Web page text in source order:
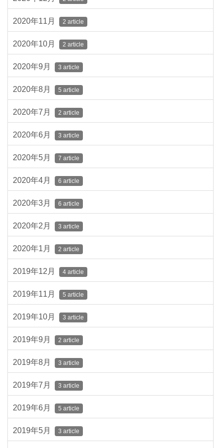
2020年11月 2 article
2020年10月 2 article
2020年9月 3 article
2020年8月 5 article
2020年7月 2 article
2020年6月 3 article
2020年5月 7 article
2020年4月 6 article
2020年3月 6 article
2020年2月 3 article
2020年1月 2 article
2019年12月 4 article
2019年11月 5 article
2019年10月 3 article
2019年9月 2 article
2019年8月 3 article
2019年7月 3 article
2019年6月 5 article
2019年5月 3 article